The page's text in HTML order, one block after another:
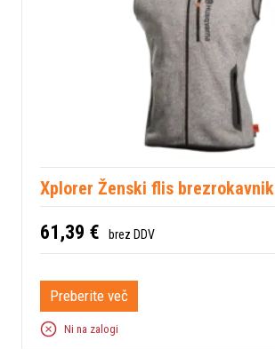
Xplorer Ženski flis brezrokavnik
61,39 € brez DDV
Preberite več
Ni na zalogi